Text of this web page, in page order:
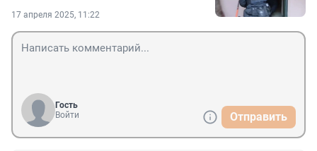
17 апреля 2025, 11:22
Гость
Войти
Отправить